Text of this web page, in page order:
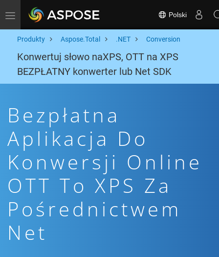
Toggle navigation Polski
Produkty Aspose.Total .NET Conversion
Konwertuj słowo naXPS, OTT na XPS
BEZPŁATNY konwerter lub Net SDK
Bezpłatna
Aplikacja Do
Konwersji Online
OTT To XPS Za
Pośrednictwem
Net